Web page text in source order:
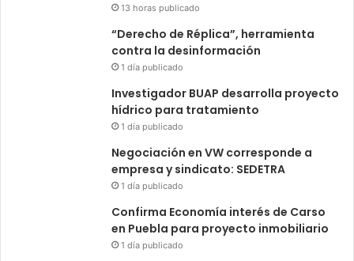
13 horas publicado
“Derecho de Réplica”, herramienta
contra la desinformación
1 día publicado
Investigador BUAP desarrolla proyecto
hídrico para tratamiento
1 día publicado
Negociación en VW corresponde a
empresa y sindicato: SEDETRA
1 día publicado
Confirma Economía interés de Carso
en Puebla para proyecto inmobiliario
1 día publicado